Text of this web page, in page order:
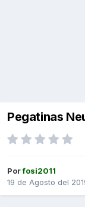
Pegatinas
Porfosi2011
19 de Agosto del